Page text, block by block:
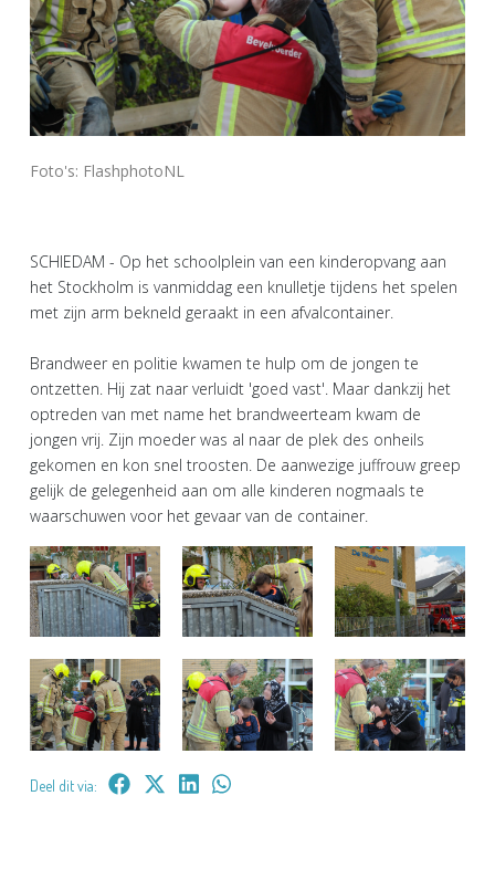
Foto's: FlashphotoNL
SCHIEDAM - Op het schoolplein van een kinderopvang aan
het Stockholm is vanmiddag een knulletje tijdens het spelen
met zijn arm bekneld geraakt in een afvalcontainer.
Brandweer en politie kwamen te hulp om de jongen te
ontzetten. Hij zat naar verluidt 'goed vast'. Maar dankzij het
optreden van met name het brandweerteam kwam de
jongen vrij. Zijn moeder was al naar de plek des onheils
gekomen en kon snel troosten. De aanwezige juffrouw greep
gelijk de gelegenheid aan om alle kinderen nogmaals te
waarschuwen voor het gevaar van de container.
Deel dit via: